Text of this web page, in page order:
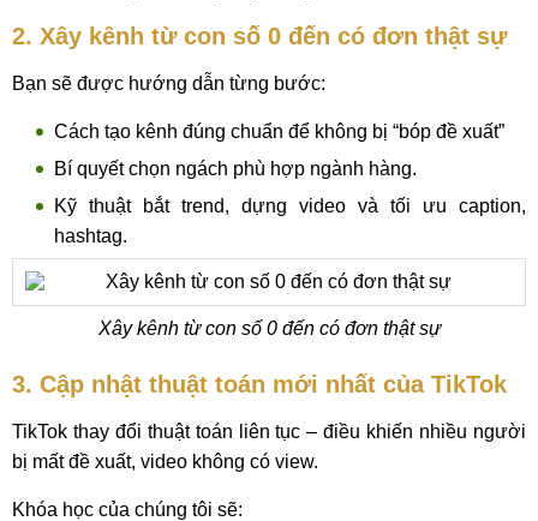
2. Xây kênh từ con số 0 đến có đơn thật sự
Bạn sẽ được hướng dẫn từng bước:
Cách tạo kênh đúng chuẩn để không bị “bóp đề xuất”
Bí quyết chọn ngách phù hợp ngành hàng.
Kỹ thuật bắt trend, dựng video và tối ưu caption,
hashtag.
Xây kênh từ con số 0 đến có đơn thật sự
3. Cập nhật thuật toán mới nhất của TikTok
TikTok thay đổi thuật toán liên tục – điều khiến nhiều người
bị mất đề xuất, video không có view.
Khóa học của chúng tôi sẽ: